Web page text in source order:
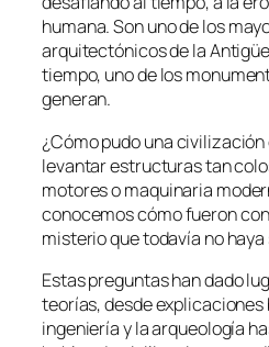
humana. Son uno de los
arquitectónicos de la
tiempo, uno de los
generan.
¿Cómo pudo una
levantar estructuras tan
motores o maquinaria
conocemos cómo fueron
misterio que todavía no
Estas preguntas han dado
teorías, desde explicaciones
ingeniería y la arqueología